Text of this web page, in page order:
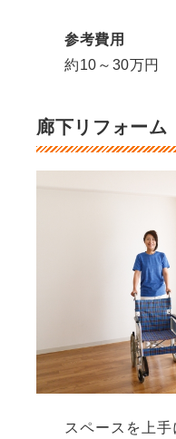
参考費用
約10～30万円
廊下リフォーム
スペースを上